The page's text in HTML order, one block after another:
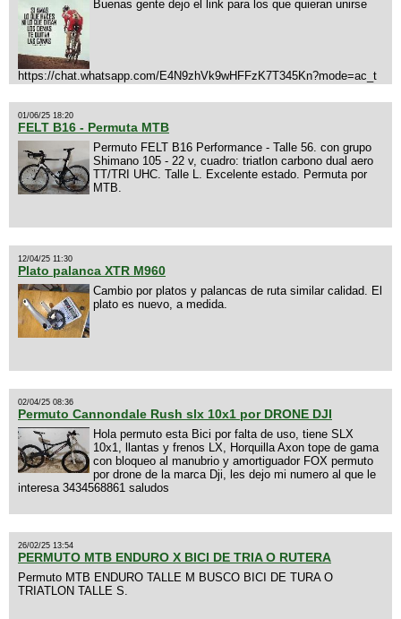
Buenas gente dejo el link para los que quieran unirse
https://chat.whatsapp.com/E4N9zhVk9wHFFzK7T345Kn?mode=ac_t
01/06/25 18:20
FELT B16 - Permuta MTB
Permuto FELT B16 Performance - Talle 56. con grupo
Shimano 105 - 22 v, cuadro: triatlon carbono dual aero
TT/TRI UHC. Talle L. Excelente estado. Permuta por
MTB.
12/04/25 11:30
Plato palanca XTR M960
Cambio por platos y palancas de ruta similar calidad. El
plato es nuevo, a medida.
02/04/25 08:36
Permuto Cannondale Rush slx 10x1 por DRONE DJI
Hola permuto esta Bici por falta de uso, tiene SLX
10x1, llantas y frenos LX, Horquilla Axon tope de gama
con bloqueo al manubrio y amortiguador FOX permuto
por drone de la marca Dji, les dejo mi numero al que le
interesa 3434568861 saludos
26/02/25 13:54
PERMUTO MTB ENDURO X BICI DE TRIA O RUTERA
Permuto MTB ENDURO TALLE M BUSCO BICI DE TURA O
TRIATLON TALLE S.